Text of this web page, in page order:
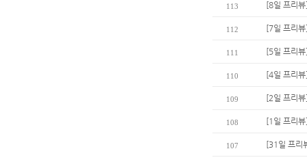
113 [8일 프리
112 [7일 프리
111 [5일 프리
110 [4일 프리
109 [2일 프리
108 [1일 프리
107 [31일 프리